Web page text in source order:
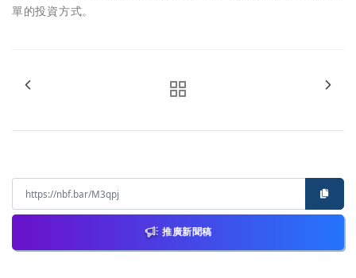
單的投資方式。
推廣新聞稿